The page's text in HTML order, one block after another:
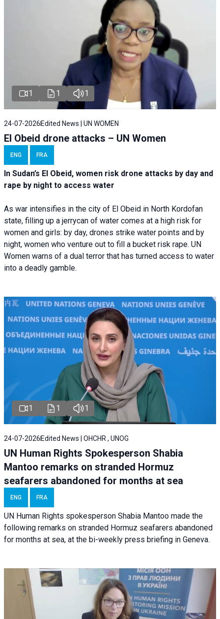
1 1 1
24-07-2026 Edited News | UN WOMEN
El Obeid drone attacks – UN Women
ENG FRA
In Sudan’s El Obeid, women risk drone attacks by day and
rape by night to access water
As war intensifies in the city of El Obeid in North Kordofan
state, filling up a jerrycan of water comes at a high risk for
women and girls: by day, drones strike water points and by
night, women who venture out to fill a bucket risk rape. UN
Women warns of a dual terror that has turned access to water
into a deadly gamble.
1 1 1
24-07-2026 Edited News | OHCHR , UNOG
UN Human Rights Spokesperson Shabia
Mantoo remarks on stranded Hormuz
seafarers abandoned for months at sea
ENG FRA
UN Human Rights spokesperson Shabia Mantoo made the
following remarks on stranded Hormuz seafarers abandoned
for months at sea, at the bi-weekly press briefing in Geneva.